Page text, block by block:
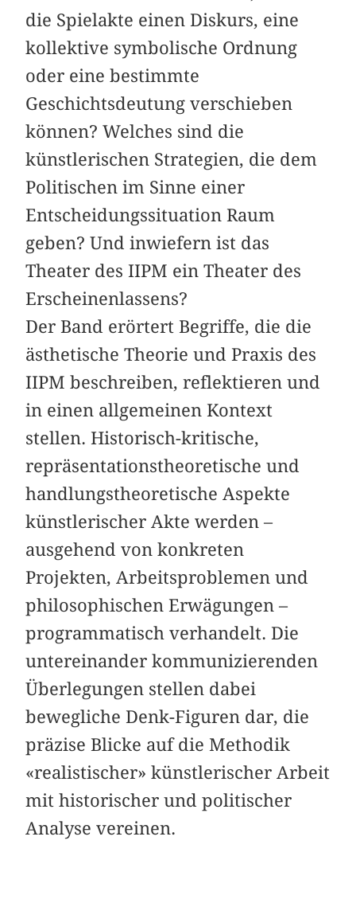
die Spielakte einen Diskurs, eine
kollektive symbolische Ordnung
oder eine bestimmte
Geschichtsdeutung verschieben
können? Welches sind die
künstlerischen Strategien, die dem
Politischen im Sinne einer
Entscheidungssituation Raum
geben? Und inwiefern ist das
Theater des IIPM ein Theater des
Erscheinenlassens?
Der Band erörtert Begriffe, die die
ästhetische Theorie und Praxis des
IIPM beschreiben, reflektieren und
in einen allgemeinen Kontext
stellen. Historisch-kritische,
repräsentationstheoretische und
handlungstheoretische Aspekte
künstlerischer Akte werden –
ausgehend von konkreten
Projekten, Arbeitsproblemen und
philosophischen Erwägungen –
programmatisch verhandelt. Die
untereinander kommunizierenden
Überlegungen stellen dabei
bewegliche Denk-Figuren dar, die
präzise Blicke auf die Methodik
«realistischer» künstlerischer Arbeit
mit historischer und politischer
Analyse vereinen.